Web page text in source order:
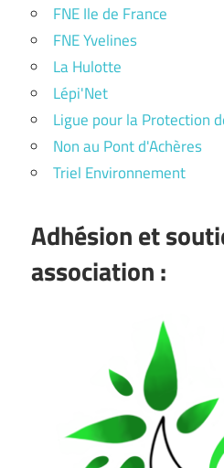
FNE Ile de France
FNE Yvelines
La Hulotte
Lépi'Net
Ligue pour la Protection
Non au Pont d'Achères
Triel Environnement
Adhésion et
association :